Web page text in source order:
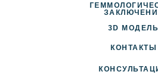
КОНТАКТЫ
ДОСТАВКА И
ПАРТНЕРАМ
3D МОДЕЛЬ